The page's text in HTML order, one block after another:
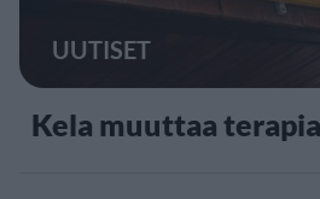
UUTISET
Kela muuttaa